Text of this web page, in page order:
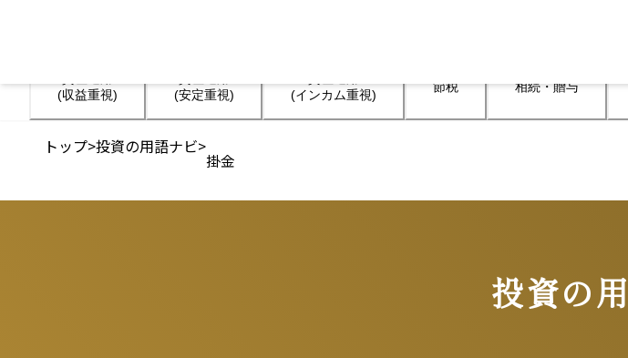
(収益重視)
(安定重視)
(インカム重視)
節税 相続・贈与
トップ>投資の用語ナビ>
掛金
投資の